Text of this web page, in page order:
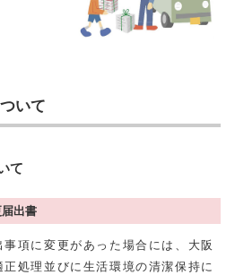
いて
て
出書
項に変更があった場合には、大阪
処理並びに生活環境の清潔保持に